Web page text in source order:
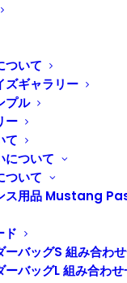
ついて
ズギャラリー
プル
ー
て
について
ついて
ス用品 Mustang
ド
ーバッグS 組み合わ
ーバッグL 組み合わ
とナチュラルな質感
ス。スマートキーを
です。かさばる鍵を
どに取り付けること
ギフトにぴったりな
す。活版印刷の版を
です。